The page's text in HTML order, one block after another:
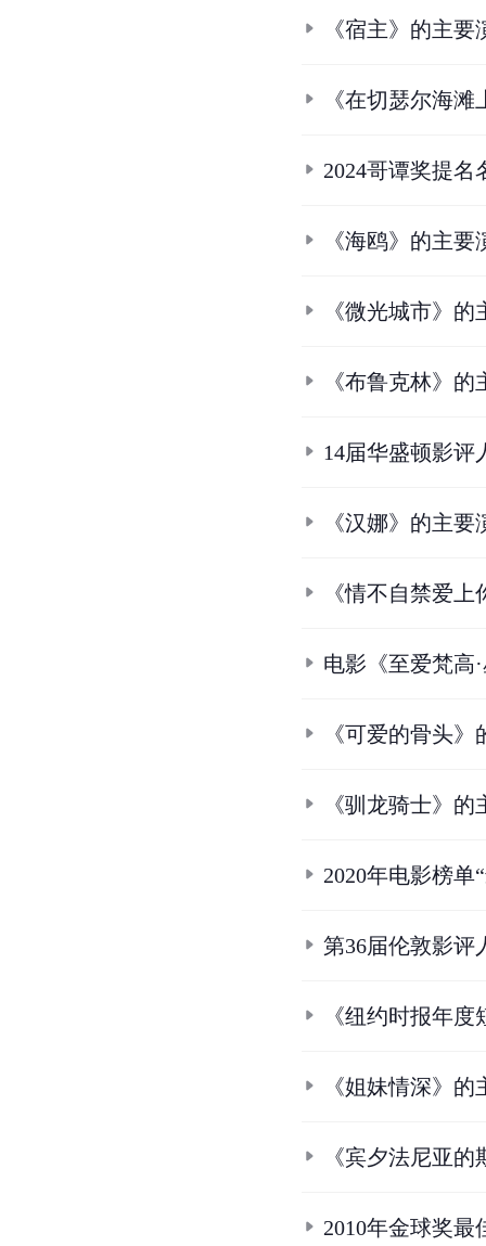
《宿主》的主要
《在切瑟尔海
2024哥谭奖提名
《海鸥》的主要
《微光城市》的
《布鲁克林》的
14届华盛顿影评
《汉娜》的主要
《情不自禁爱
电影《至爱梵高
《可爱的骨头
《驯龙骑士》的
2020年电影榜单
第36届伦敦影评
《纽约时报年
《姐妹情深》的
《宾夕法尼亚
2010年金球奖最